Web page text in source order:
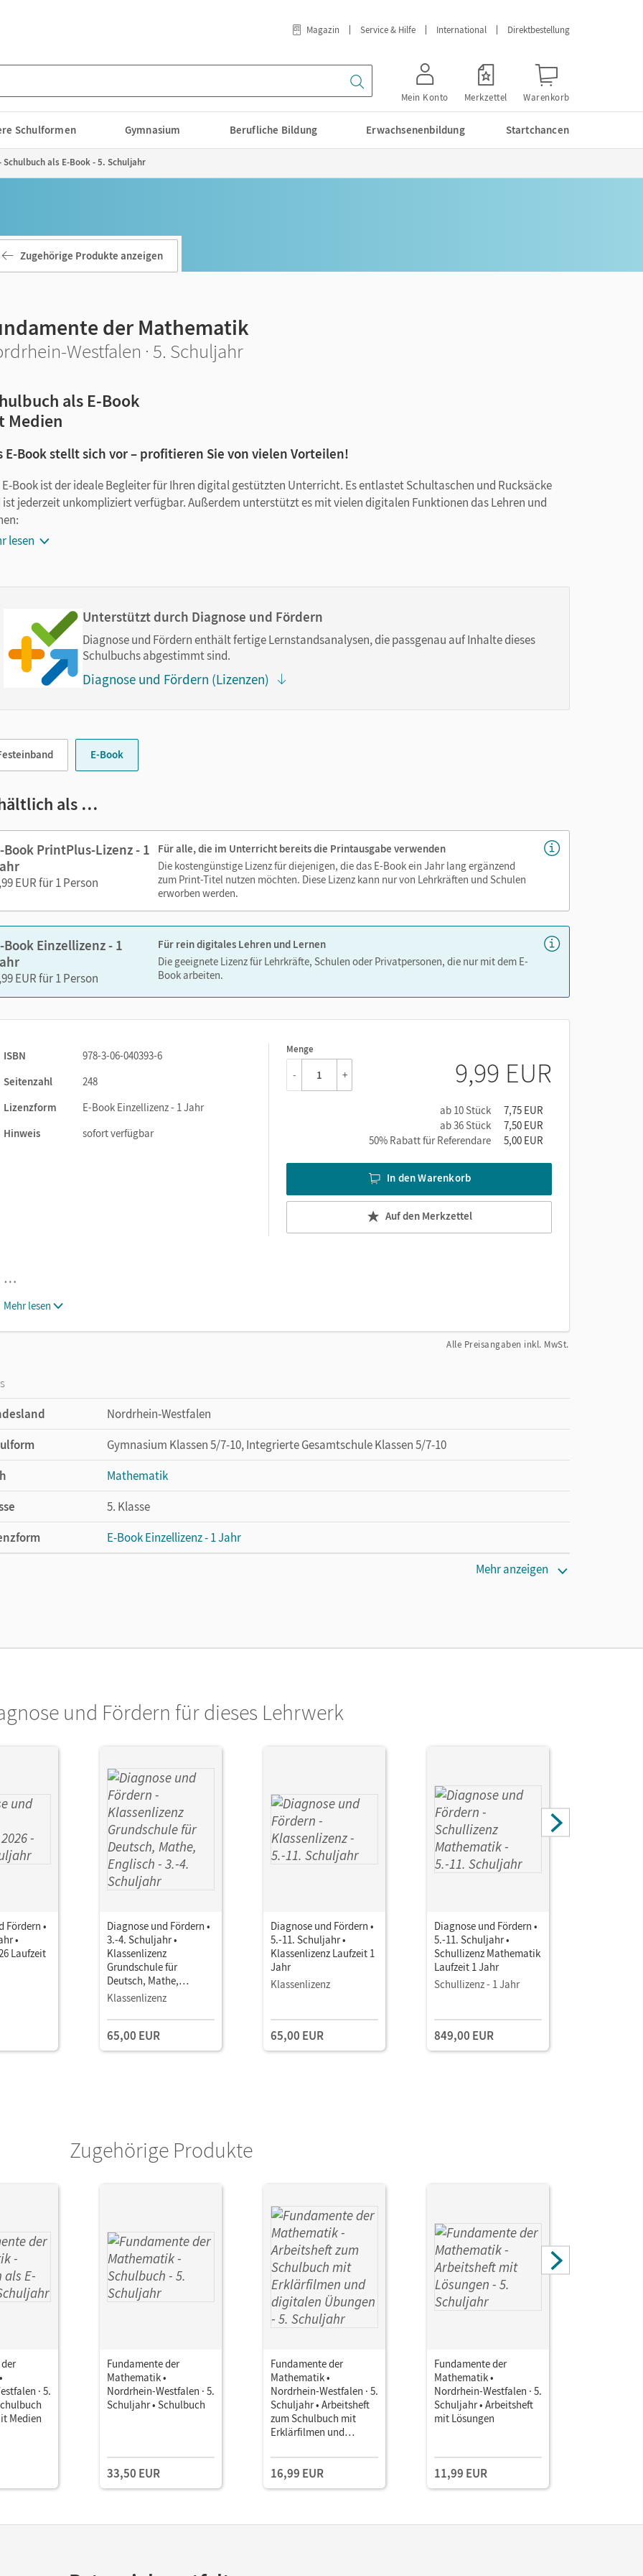
Magazin Service & Hilfe International Direktbestellung
Mein Konto Merkzettel Warenkorb
Schulformen Gymnasium Berufliche Bildung Erwachsenenbildung Startchancen
als E-Book - 5. Schuljahr
Zugehörige Produkte anzeigen
der Mathematik
Westfalen · 5. Schuljahr
als E-Book
Medien
E-Book stellt sich vor – profitieren Sie von vielen Vorteilen!
E-Book ist der ideale Begleiter für Ihren digital gestützten Unterricht. Es entlastet Schultaschen und Rucksäcke
ist jederzeit unkompliziert verfügbar. Außerdem unterstützt es mit vielen digitalen Funktionen das Lehren und
Text ergänzen
Lesezeichen hinzufügen
im Text suchen
zoomen
sind wichtige Bestandteile dieses E-Books. Sie sind seitengenau platziert, damit Sie und Ihre Schüler/-innen
in diesem E-Book:
Erklärfilme
lesen
Unterstützt durch Diagnose und Fördern
Diagnose und Fördern enthält fertige Lernstandsanalysen, die passgenau auf Inhalte dieses
Schulbuchs abgestimmt sind.
Diagnose und Fördern (Lizenzen)
E-Book
als …
Book PrintPlus-Lizenz - 1
EUR für 1 Person
Für alle, die im Unterricht bereits die Printausgabe verwenden
Die kostengünstige Lizenz für diejenigen, die das E-Book ein Jahr lang ergänzend
zum Print-Titel nutzen möchten. Diese Lizenz kann nur von Lehrkräften und Schulen
erworben werden.
Book Einzellizenz - 1
EUR für 1 Person
Für rein digitales Lehren und Lernen
Die geeignete Lizenz für Lehrkräfte, Schulen oder Privatpersonen, die nur mit dem E-
Book arbeiten.
ISBN
978-3-06-040393-6
Seitenzahl
248
Lizenzform
E-Book Einzellizenz - 1 Jahr
Hinweis
sofort verfügbar
Menge
1
- + 9,99 EUR
ab 10 Stück
7,75 EUR
ab 36 Stück
7,50 EUR
50% Rabatt für Referendare
5,00 EUR
In den Warenkorb
Auf den Merkzettel
…
Mehr lesen
Alle Preisangaben inkl. MwSt.
Nordrhein-Westfalen
Gymnasium Klassen 5/7-10, Integrierte Gesamtschule Klassen 5/7-10
Mathematik
5. Klasse
E-Book Einzellizenz - 1 Jahr
Cornelsen Verlag
Mehr anzeigen
und Fördern für dieses Lehrwerk
Fördern •
•
Laufzeit
Diagnose und Fördern •
3.-4. Schuljahr •
Klassenlizenz
Grundschule für
Deutsch, Mathe,
Englisch
Klassenlizenz
65,00 EUR
Diagnose und Fördern •
5.-11. Schuljahr •
Klassenlizenz Laufzeit 1
Jahr
Klassenlizenz
65,00 EUR
Diagnose und Fördern •
5.-11. Schuljahr •
Schullizenz Mathematik
Laufzeit 1 Jahr
Schullizenz - 1 Jahr
849,00 EUR
Zugehörige Produkte
· 5.
Medien
Fundamente der
Mathematik •
Nordrhein-Westfalen · 5.
Schuljahr • Schulbuch
33,50 EUR
Fundamente der
Mathematik •
Nordrhein-Westfalen · 5.
Schuljahr • Arbeitsheft
zum Schulbuch mit
Erklärfilmen und
eingelegten Lösungen
16,99 EUR
Fundamente der
Mathematik •
Nordrhein-Westfalen · 5.
Schuljahr • Arbeitsheft
mit Lösungen
11,99 EUR